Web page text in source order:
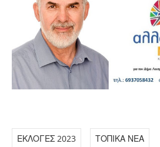
ΕΚΛΟΓΕΣ 2023 ΤΟΠΙΚΑ ΝΕΑ